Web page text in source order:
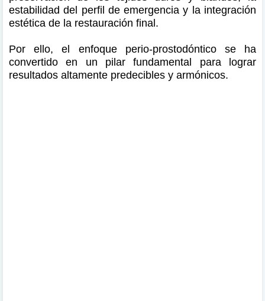
estabilidad del perfil de emergencia y la integración
estética de la restauración final.
Por ello, el enfoque perio-prostodóntico se ha
convertido en un pilar fundamental para lograr
resultados altamente predecibles y armónicos.